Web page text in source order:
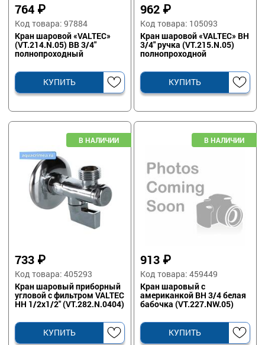
764 ₽
Код товара: 97884
Кран шаровой «VALTEC»
(VT.214.N.05) ВВ 3/4"
полнопроходный
КУПИТЬ
962 ₽
Код товара: 105093
Кран шаровой «VALTEC» ВН
3/4" ручка (VT.215.N.05)
полнопроходной
КУПИТЬ
733 ₽
Код товара: 405293
Кран шаровый приборный
угловой с фильтром VALTEC
НН 1/2х1/2" (VT.282.N.0404)
КУПИТЬ
913 ₽
Код товара: 459449
Кран шаровый с
американкой ВН 3/4 белая
бабочка (VT.227.NW.05)
КУПИТЬ